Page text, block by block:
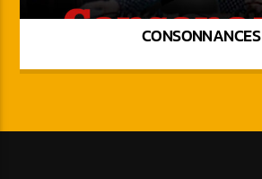
CONSONNANCES